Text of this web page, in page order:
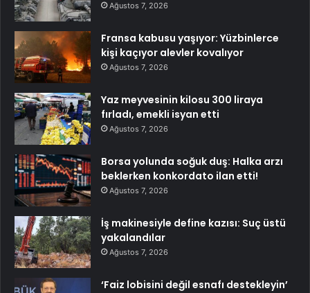
Ağustos 7, 2026
Fransa kabusu yaşıyor: Yüzbinlerce
kişi kaçıyor alevler kovalıyor
Ağustos 7, 2026
Yaz meyvesinin kilosu 300 liraya
fırladı, emekli isyan etti
Ağustos 7, 2026
Borsa yolunda soğuk duş: Halka arzı
beklerken konkordato ilan etti!
Ağustos 7, 2026
İş makinesiyle define kazısı: Suç üstü
yakalandılar
Ağustos 7, 2026
‘Faiz lobisini değil esnafı destekleyin’